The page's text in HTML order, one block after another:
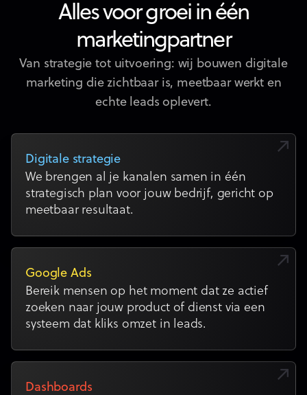
Alles voor groei in één
marketingpartner
Van strategie tot uitvoering: wij bouwen digitale
marketing die zichtbaar is, meetbaar werkt en
echte leads oplevert.
Digitale strategie
We brengen al je kanalen samen in één
strategisch plan voor jouw bedrijf, gericht op
meetbaar resultaat.
Google Ads
Bereik mensen op het moment dat ze actief
zoeken naar jouw product of dienst via een
systeem dat kliks omzet in leads.
Dashboards